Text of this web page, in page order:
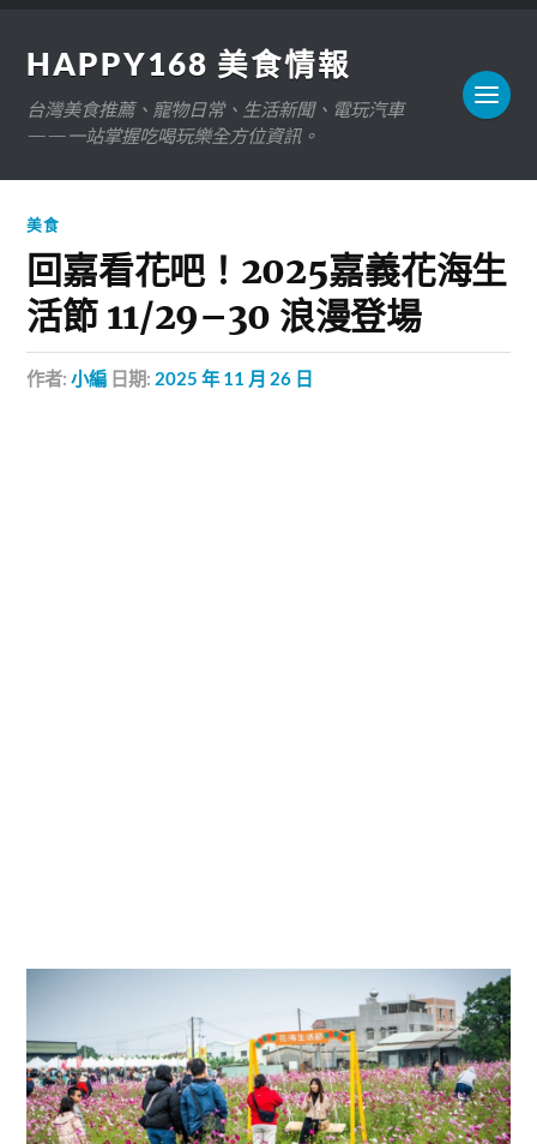
HAPPY168 美食情報
台灣美食推薦、寵物日常、生活新聞、電玩汽車
——一站掌握吃喝玩樂全方位資訊。
美食
回嘉看花吧！2025嘉義花海生
活節 11/29–30 浪漫登場
作者:小編 日期: 2025 年 11 月 26 日